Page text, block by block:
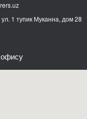
1 тупик Муканна, дом 28